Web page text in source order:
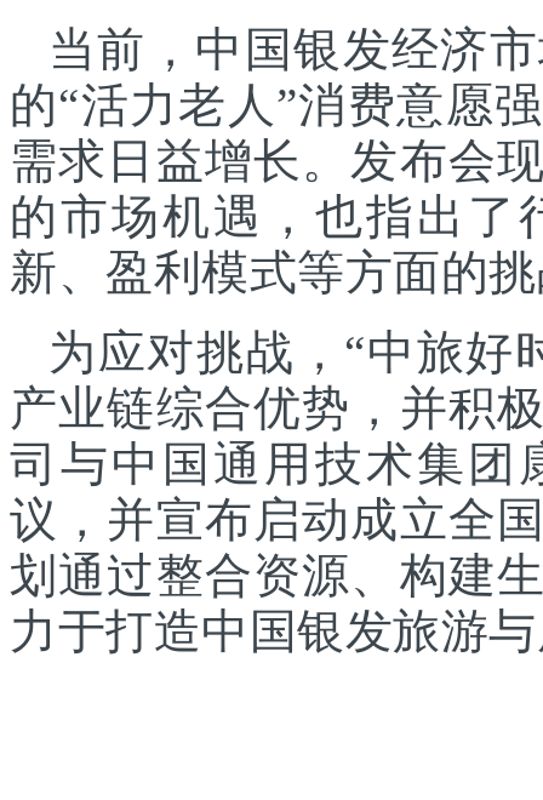
当前，中国银发经济
的“活力老人”消费意愿
需求日益增长。发布会
的市场机遇，也指出了
新、盈利模式等方面的
为应对挑战，“中旅好
产业链综合优势，并积
司与中国通用技术集团
议，并宣布启动成立全
划通过整合资源、构建
力于打造中国银发旅游